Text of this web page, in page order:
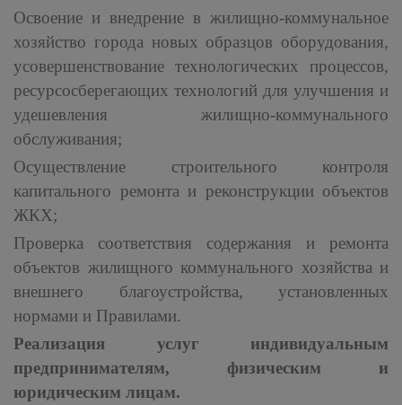
Освоение и внедрение в жилищно-коммунальное
хозяйство города новых образцов оборудования,
усовершенствование технологических процессов,
ресурсосберегающих технологий для улучшения и
удешевления жилищно-коммунального
обслуживания;
Осуществление строительного контроля
капитального ремонта и реконструкции объектов
ЖКХ;
Проверка соответствия содержания и ремонта
объектов жилищного коммунального хозяйства и
внешнего благоустройства, установленных
нормами и Правилами.
Реализация услуг индивидуальным
предпринимателям, физическим и
юридическим лицам.